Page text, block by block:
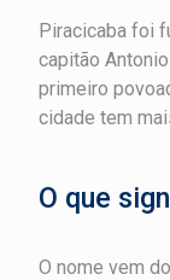
Piracicaba foi
capitão
primeiro
cidade tem
O que
O nome vem